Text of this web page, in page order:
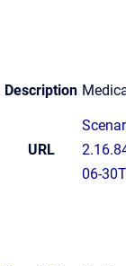
Description
URL
06-